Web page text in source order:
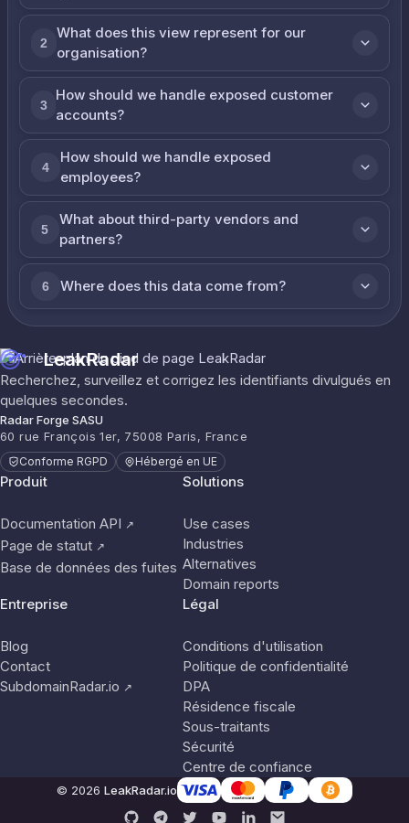
2
What does this view represent for our
organisation?
3
How should we handle exposed customer
accounts?
4
How should we handle exposed
employees?
5
What about third-party vendors and
partners?
6 Where does this data come from?
LeakRadar
Recherchez, surveillez et corrigez les identifiants divulgués en
quelques secondes.
Radar Forge SASU
60 rue François 1er, 75008 Paris, France
Conforme RGPD Hébergé en UE
Produit
Documentation API ↗
Page de statut ↗
Base de données des fuites
Solutions
Use cases
Industries
Alternatives
Domain reports
Entreprise
Blog
Contact
SubdomainRadar.io ↗
Légal
Conditions d'utilisation
Politique de confidentialité
DPA
Résidence fiscale
Sous-traitants
Sécurité
Centre de confiance
© 2026 LeakRadar.io